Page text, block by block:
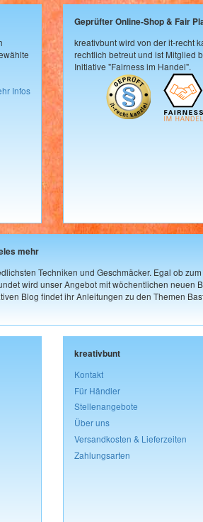
Infos
Geprüfter Online-Shop & Fair
kreativbunt wird von der it-recht
rechtlich betreut und ist Mitglied
Initiative "Fairness im Handel".
mehr
Techniken und Geschmäcker. Egal ob
wird unser Angebot mit wöchentlichen
Blog findet ihr Anleitungen zu den Themen
kreativbunt
Kontakt
Für Händler
Stellenangebote
Über uns
Versandkosten & Lieferzeiten
Zahlungsarten